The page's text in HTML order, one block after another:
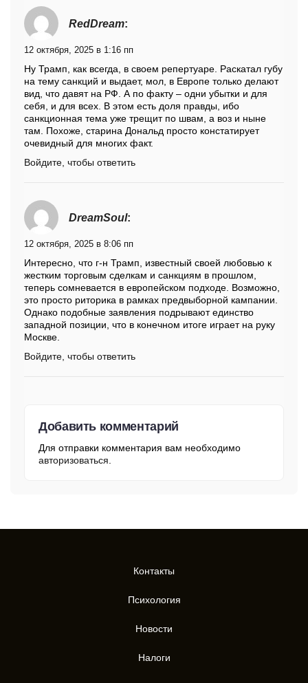
RedDream:
12 октября, 2025 в 1:16 пп
Ну Трамп, как всегда, в своем репертуаре. Раскатал губу
на тему санкций и выдает, мол, в Европе только делают
вид, что давят на РФ. А по факту – одни убытки и для
себя, и для всех. В этом есть доля правды, ибо
санкционная тема уже трещит по швам, а воз и ныне
там. Похоже, старина Дональд просто констатирует
очевидный для многих факт.
Войдите, чтобы ответить
DreamSoul:
12 октября, 2025 в 8:06 пп
Интересно, что г-н Трамп, известный своей любовью к
жестким торговым сделкам и санкциям в прошлом,
теперь сомневается в европейском подходе. Возможно,
это просто риторика в рамках предвыборной кампании.
Однако подобные заявления подрывают единство
западной позиции, что в конечном итоге играет на руку
Москве.
Войдите, чтобы ответить
Добавить комментарий
Для отправки комментария вам необходимо
авторизоваться.
Контакты
Психология
Новости
Налоги